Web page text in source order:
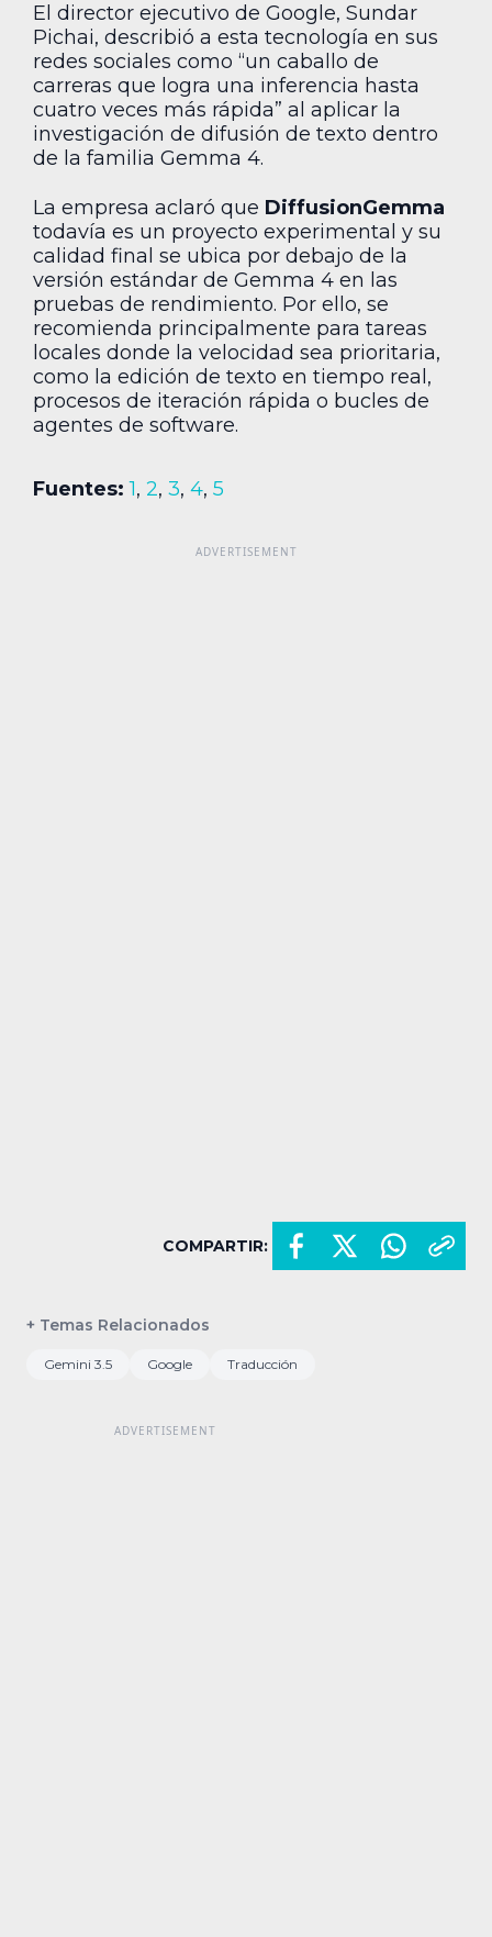
El director ejecutivo de Google, Sundar
Pichai, describió a esta tecnología en sus
redes sociales como “un caballo de
carreras que logra una inferencia hasta
cuatro veces más rápida” al aplicar la
investigación de difusión de texto dentro
de la familia Gemma 4.
La empresa aclaró que DiffusionGemma
todavía es un proyecto experimental y su
calidad final se ubica por debajo de la
versión estándar de Gemma 4 en las
pruebas de rendimiento. Por ello, se
recomienda principalmente para tareas
locales donde la velocidad sea prioritaria,
como la edición de texto en tiempo real,
procesos de iteración rápida o bucles de
agentes de software.
Fuentes: 1, 2, 3, 4, 5
COMPARTIR:
+ Temas Relacionados
Gemini 3.5 Google Traducción